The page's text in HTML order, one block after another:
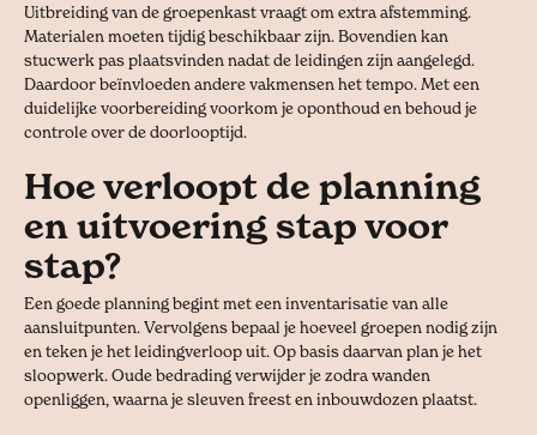
Uitbreiding van de groepenkast vraagt om extra afstemming.
Materialen moeten tijdig beschikbaar zijn. Bovendien kan
stucwerk pas plaatsvinden nadat de leidingen zijn aangelegd.
Daardoor beïnvloeden andere vakmensen het tempo. Met een
duidelijke voorbereiding voorkom je oponthoud en behoud je
controle over de doorlooptijd.
Hoe verloopt de planning
en uitvoering stap voor
stap?
Een goede planning begint met een inventarisatie van alle
aansluitpunten. Vervolgens bepaal je hoeveel groepen nodig zijn
en teken je het leidingverloop uit. Op basis daarvan plan je het
sloopwerk. Oude bedrading verwijder je zodra wanden
openliggen, waarna je sleuven freest en inbouwdozen plaatst.